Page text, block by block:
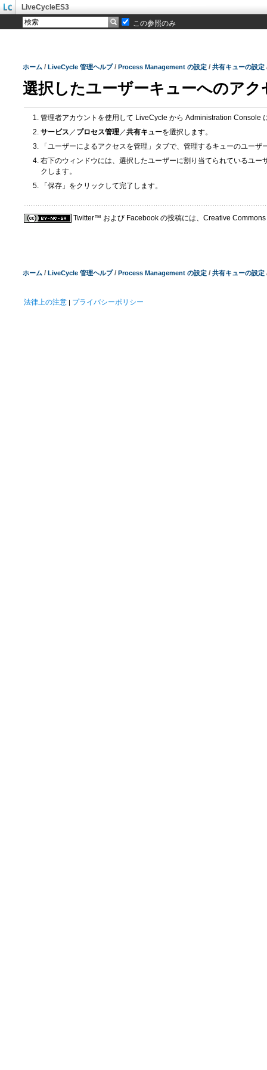
LiveCycleES3
この参照のみ
ホーム / LiveCycle 管理ヘルプ/ Process Management の設定 / 共有キューの設定
選択したユーザーキューへのアク
管理者アカウントを使用して LiveCycle から Administration Console
サービス ／ プロセス管理／共有キューを選択します。
「ユーザーによるアクセスを管理」タブで、管理するキューのユーザ
右下のウィンドウには、選択したユーザーに割り当てられているユ
クします。
「保存」をクリックして完了します。
Twitter™ および Facebook の投稿には、Creative
ホーム / LiveCycle 管理ヘルプ/ Process Management の設定 / 共有キューの設定
法律上の注意 | プライバシーポリシー